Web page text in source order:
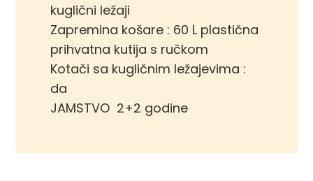
kuglični ležaji
Zapremina košare : 60 L plastična
prihvatna kutija s ručkom
Kotači sa kugličnim ležajevima :
da
JAMSTVO 2+2 godine